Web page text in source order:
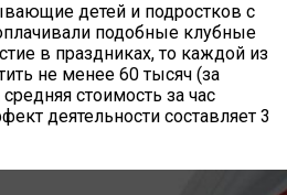
детей и подростков с
подобные клубные
в праздниках, то каждой из
не менее 60 тысяч (за
стоимость за час
деятельности составляет 3